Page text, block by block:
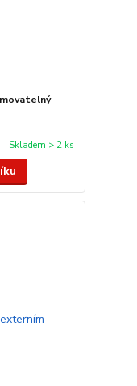
Skladem > 2 ks